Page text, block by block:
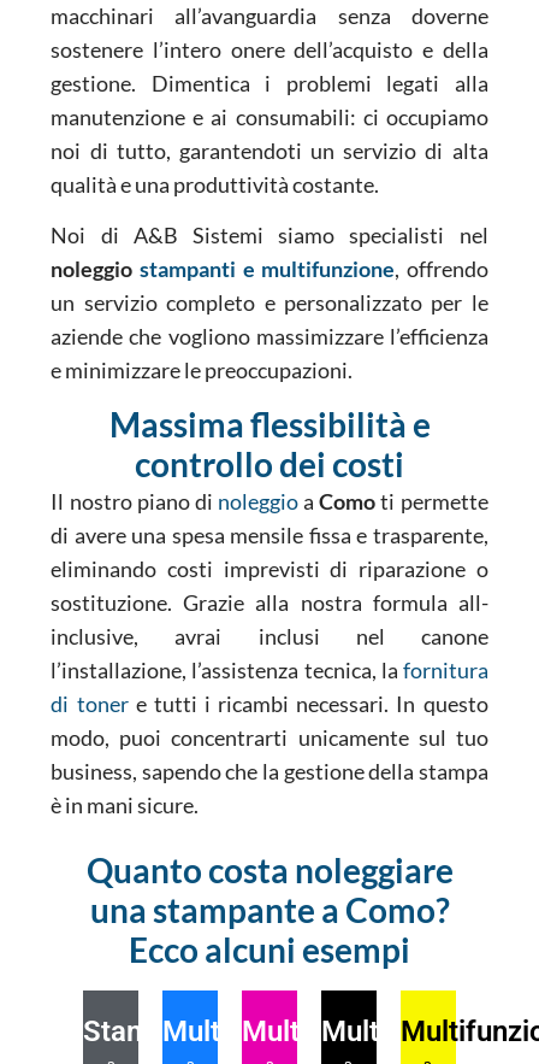
macchinari all’avanguardia senza doverne
sostenere l’intero onere dell’acquisto e della
gestione. Dimentica i problemi legati alla
manutenzione e ai consumabili: ci occupiamo
noi di tutto, garantendoti un servizio di alta
qualità e una produttività costante.
Noi di A&B Sistemi siamo specialisti nel
noleggio stampanti e multifunzione, offrendo
un servizio completo e personalizzato per le
aziende che vogliono massimizzare l’efficienza
e minimizzare le preoccupazioni.
Massima flessibilità e
controllo dei costi
Il nostro piano di noleggioaComoti permette
di avere una spesa mensile fissa e trasparente,
eliminando costi imprevisti di riparazione o
sostituzione. Grazie alla nostra formula all-
inclusive, avrai inclusi nel canone
l’installazione, l’assistenza tecnica, la fornitura
di tonere tutti i ricambi necessari. In questo
modo, puoi concentrarti unicamente sul tuo
business, sapendo che la gestione della stampa
è in mani sicure.
Quanto costa noleggiare
una stampante a Como?
Ecco alcuni esempi
StampanteMultifunzione
Multifunzione
Multifunzione